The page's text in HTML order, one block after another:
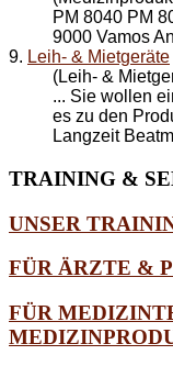
PM 8040 PM
9000 Vamos
9. Leih- & Mietgeräte
(Leih- &
... Sie wollen
es zu den
Langzeit
TRAINING &
UNSER
FÜR ÄRZTE &
FÜR